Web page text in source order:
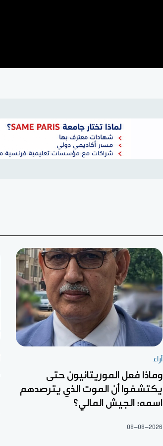
آراء
وماذا فعل الموريتانيون حتى
يكتشفوا أن الموت الذي يترصدهم
اسمه: الجيش المالي؟
08-08-2026